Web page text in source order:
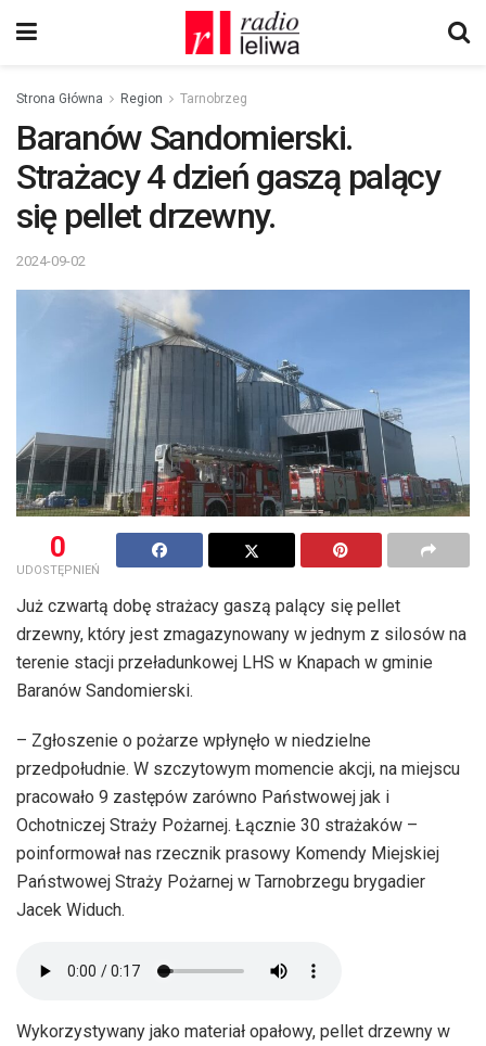
Strona Główna Region Tarnobrzeg
Baranów Sandomierski.
Strażacy 4 dzień gaszą palący
się pellet drzewny.
2024-09-02
0
UDOSTĘPNIEŃ
Już czwartą dobę strażacy gaszą palący się pellet
drzewny, który jest zmagazynowany w jednym z silosów na
terenie stacji przeładunkowej LHS w Knapach w gminie
Baranów Sandomierski.
– Zgłoszenie o pożarze wpłynęło w niedzielne
przedpołudnie. W szczytowym momencie akcji, na miejscu
pracowało 9 zastępów zarówno Państwowej jak i
Ochotniczej Straży Pożarnej. Łącznie 30 strażaków –
poinformował nas rzecznik prasowy Komendy Miejskiej
Państwowej Straży Pożarnej w Tarnobrzegu brygadier
Jacek Widuch.
Wykorzystywany jako materiał opałowy, pellet drzewny w